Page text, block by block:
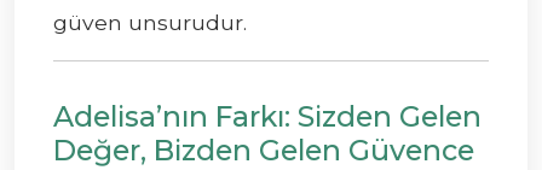
güven unsurudur.
Adelisa’nın Farkı: Sizden Gelen
Değer, Bizden Gelen Güvence